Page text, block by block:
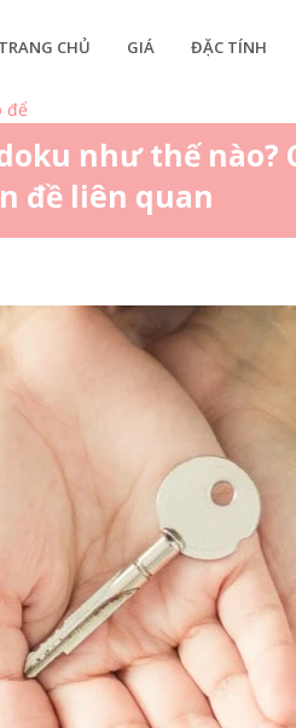
TRANG CHỦ GIÁ ĐẶC TÍNH
để
như thế
đề liên quan